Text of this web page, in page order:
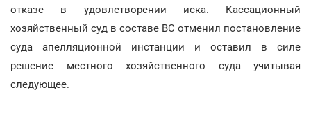
отказе в удовлетворении иска. Кассационный
хозяйственный суд в составе ВС отменил постановление
суда апелляционной инстанции и оставил в силе
решение местного хозяйственного суда учитывая
следующее.